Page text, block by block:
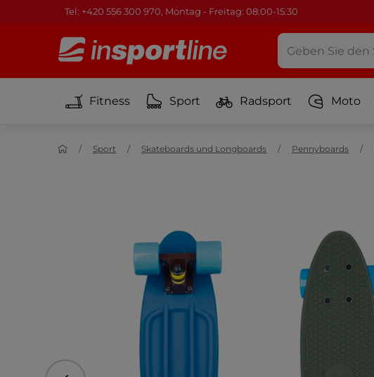
Tel: +420 556 300 970, Montag - Freitag: 08:00-15:30
Fitness Sport Radsport Moto
Sport Skateboards und Longboards Pennyboards